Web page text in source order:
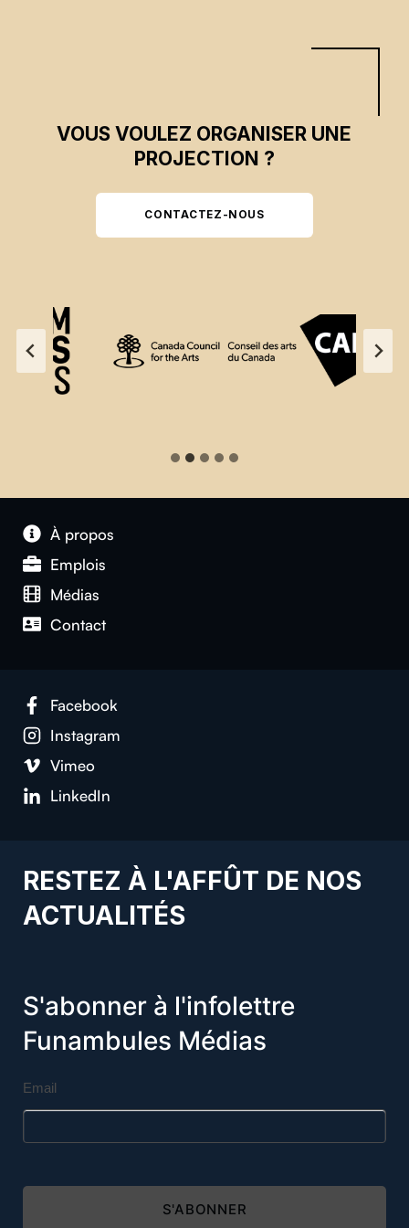
VOUS VOULEZ ORGANISER UNE
PROJECTION ?
CONTACTEZ-NOUS
À propos
Emplois
Médias
Contact
Facebook
Instagram
Vimeo
LinkedIn
RESTEZ À L'AFFÛT DE NOS
ACTUALITÉS
S'abonner à l'infolettre
Funambules Médias
Email
S'ABONNER